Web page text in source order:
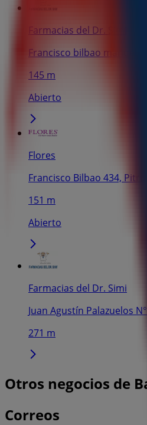
Farmacias del Dr. Simi
Francisco bilbao manuel
145 m
Abierto
Flores
Francisco Bilbao 434,
151 m
Abierto
Farmacias del Dr. Simi
Juan Agustín Palazuelos
271 m
Otros negocios de
Correos